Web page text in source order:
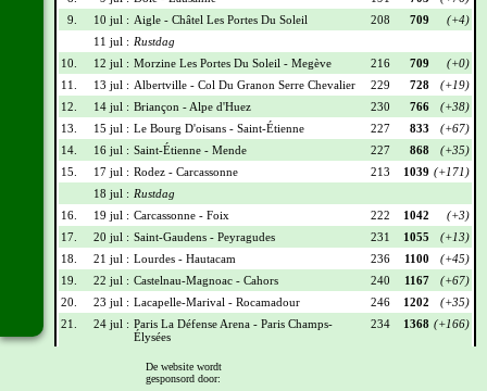
9.
10 jul : Aigle - Châtel Les Portes Du Soleil 208 709
(+4)
11 jul : Rustdag
10.
12 jul : Morzine Les Portes Du Soleil - Megève 216 709
(+0)
11.
13 jul : Albertville - Col Du Granon Serre Chevalier 229 728
(+19)
12.
14 jul : Briançon - Alpe d'Huez 230 766
(+38)
13.
15 jul : Le Bourg D'oisans - Saint-Étienne 227 833
(+67)
14.
16 jul : Saint-Étienne - Mende 227 868
(+35)
15.
17 jul : Rodez - Carcassonne 213 1039 (+171)
18 jul : Rustdag
16.
19 jul : Carcassonne - Foix 222 1042
(+3)
17.
20 jul : Saint-Gaudens - Peyragudes 231 1055
(+13)
18.
21 jul : Lourdes - Hautacam 236 1100
(+45)
19.
22 jul : Castelnau-Magnoac - Cahors 240 1167
(+67)
20.
23 jul : Lacapelle-Marival - Rocamadour 246 1202
(+35)
21.
24 jul : Paris La Défense Arena - Paris Champs-
Élysées
234 1368 (+166)
Wielrennerslijst
De website wordt
gesponsord door: